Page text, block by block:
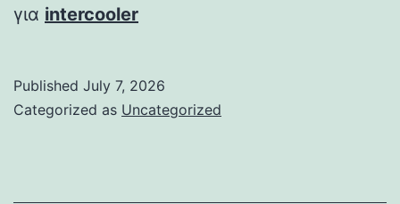
για intercooler
Published July 7, 2026
Categorized as Uncategorized